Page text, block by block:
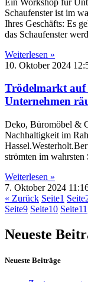
Schaufenster ist im
Ihres Geschäfts: Es
das Schaufenster
Weiterlesen »
10. Oktober 2024
Trödelmarkt auf
Unternehmen
Deko, Büromöbel &
Nachhaltigkeit im
strömten im wahrsten
Weiterlesen »
7. Oktober 2024
« Zurück Seite1 Seite
Seite9 Seite10 Seite11
Neueste
Neueste Beiträge